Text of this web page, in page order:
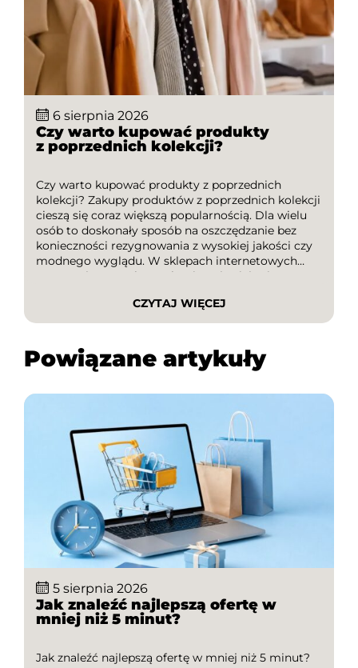
6 sierpnia 2026
Czy warto kupować produkty
z poprzednich kolekcji?
Czy warto kupować produkty z poprzednich
kolekcji? Zakupy produktów z poprzednich kolekcji
cieszą się coraz większą popularnością. Dla wielu
osób to doskonały sposób na oszczędzanie bez
konieczności rezygnowania z wysokiej jakości czy
modnego wyglądu. W sklepach internetowych
oraz stacjonarnych regularnie pojawiają się
znaleźć atrakcyjne okazje. Dodatkową korzyścią są
kody rabatowe i kody promocyjne, które pozwalają
CZYTAJ WIĘCEJ
Powiązane artykuły
5 sierpnia 2026
Jak znaleźć najlepszą ofertę w
mniej niż 5 minut?
Jak znaleźć najlepszą ofertę w mniej niż 5 minut?